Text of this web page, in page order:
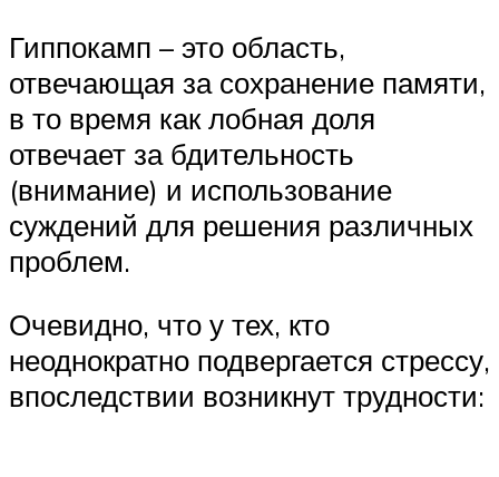
Гиппокамп – это область,
отвечающая за сохранение памяти,
в то время как лобная доля
отвечает за бдительность
(внимание) и использование
суждений для решения различных
проблем.
Очевидно, что у тех, кто
неоднократно подвергается стрессу,
впоследствии возникнут трудности: